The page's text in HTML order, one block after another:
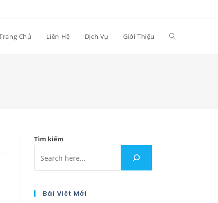
Chủ Liên Hệ Dịch Vụ Giới Thiệu
Tìm kiếm
Bài Viết Mới